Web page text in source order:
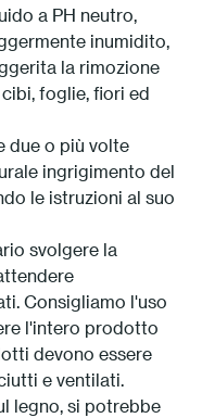
a PH neutro,
inumidito,
la rimozione
foglie, fiori ed
due o più volte
ingrigimento del
le istruzioni al suo
svolgere la
Consigliamo l'uso
l'intero prodotto
devono essere
e ventilati.
legno, si potrebbe